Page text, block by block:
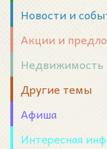
Новости и
Акции и
Недвижимость
Другие темы
Афиша
Интересная